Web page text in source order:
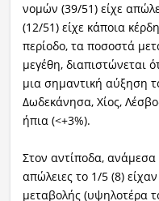
νομών (39/51) είχε
(12/51) είχε κάποια
περίοδο, τα ποσοστά
μεγέθη, διαπιστώνεται
μια σημαντική αύξηση
Δωδεκάνησα, Χίος,
ήπια (<+3%).
Στον αντίποδα, ανάμεσα
απώλειες το 1/5 (8)
μεταβολής (υψηλοτέρα